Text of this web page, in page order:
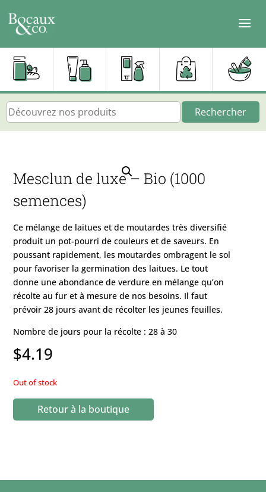
Rechercher
Mesclun de luxe – Bio (1000
semences)
Ce mélange de laitues et de moutardes très diversifié
produit un pot-pourri de couleurs et de saveurs. En
poussant rapidement, les moutardes ombragent le sol
pour favoriser la germination des laitues. Le tout
donne une abondance de verdure en mélange qu’on
récolte au fur et à mesure de nos besoins. Il faut
prévoir 28 jours avant de récolter les jeunes feuilles.
Nombre de jours pour la récolte : 28 à 30
$4.19
Out of stock
Retour à la boutique